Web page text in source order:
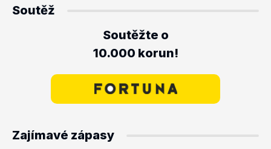
Soutěž
Soutěžte o
10.000 korun!
Zajímavé zápasy